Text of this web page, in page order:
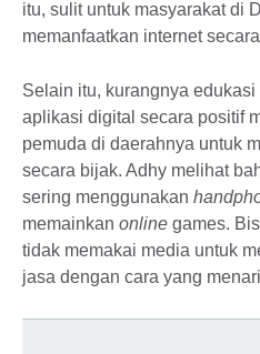
itu, sulit untuk masyarakat di
memanfaatkan internet
Selain itu, kurangnya
aplikasi digital secara positif
pemuda di daerahnya untuk
secara bijak. Adhy melihat
sering menggunakan
memainkan online games.
tidak memakai media untuk
jasa dengan cara yang